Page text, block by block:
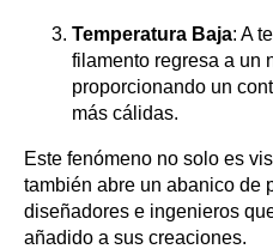
Temperatura Baja: A
filamento regresa a un
proporcionando un
más cálidas.
Este fenómeno no solo es
también abre un abanico de
diseñadores e ingenieros
añadido a sus creaciones.